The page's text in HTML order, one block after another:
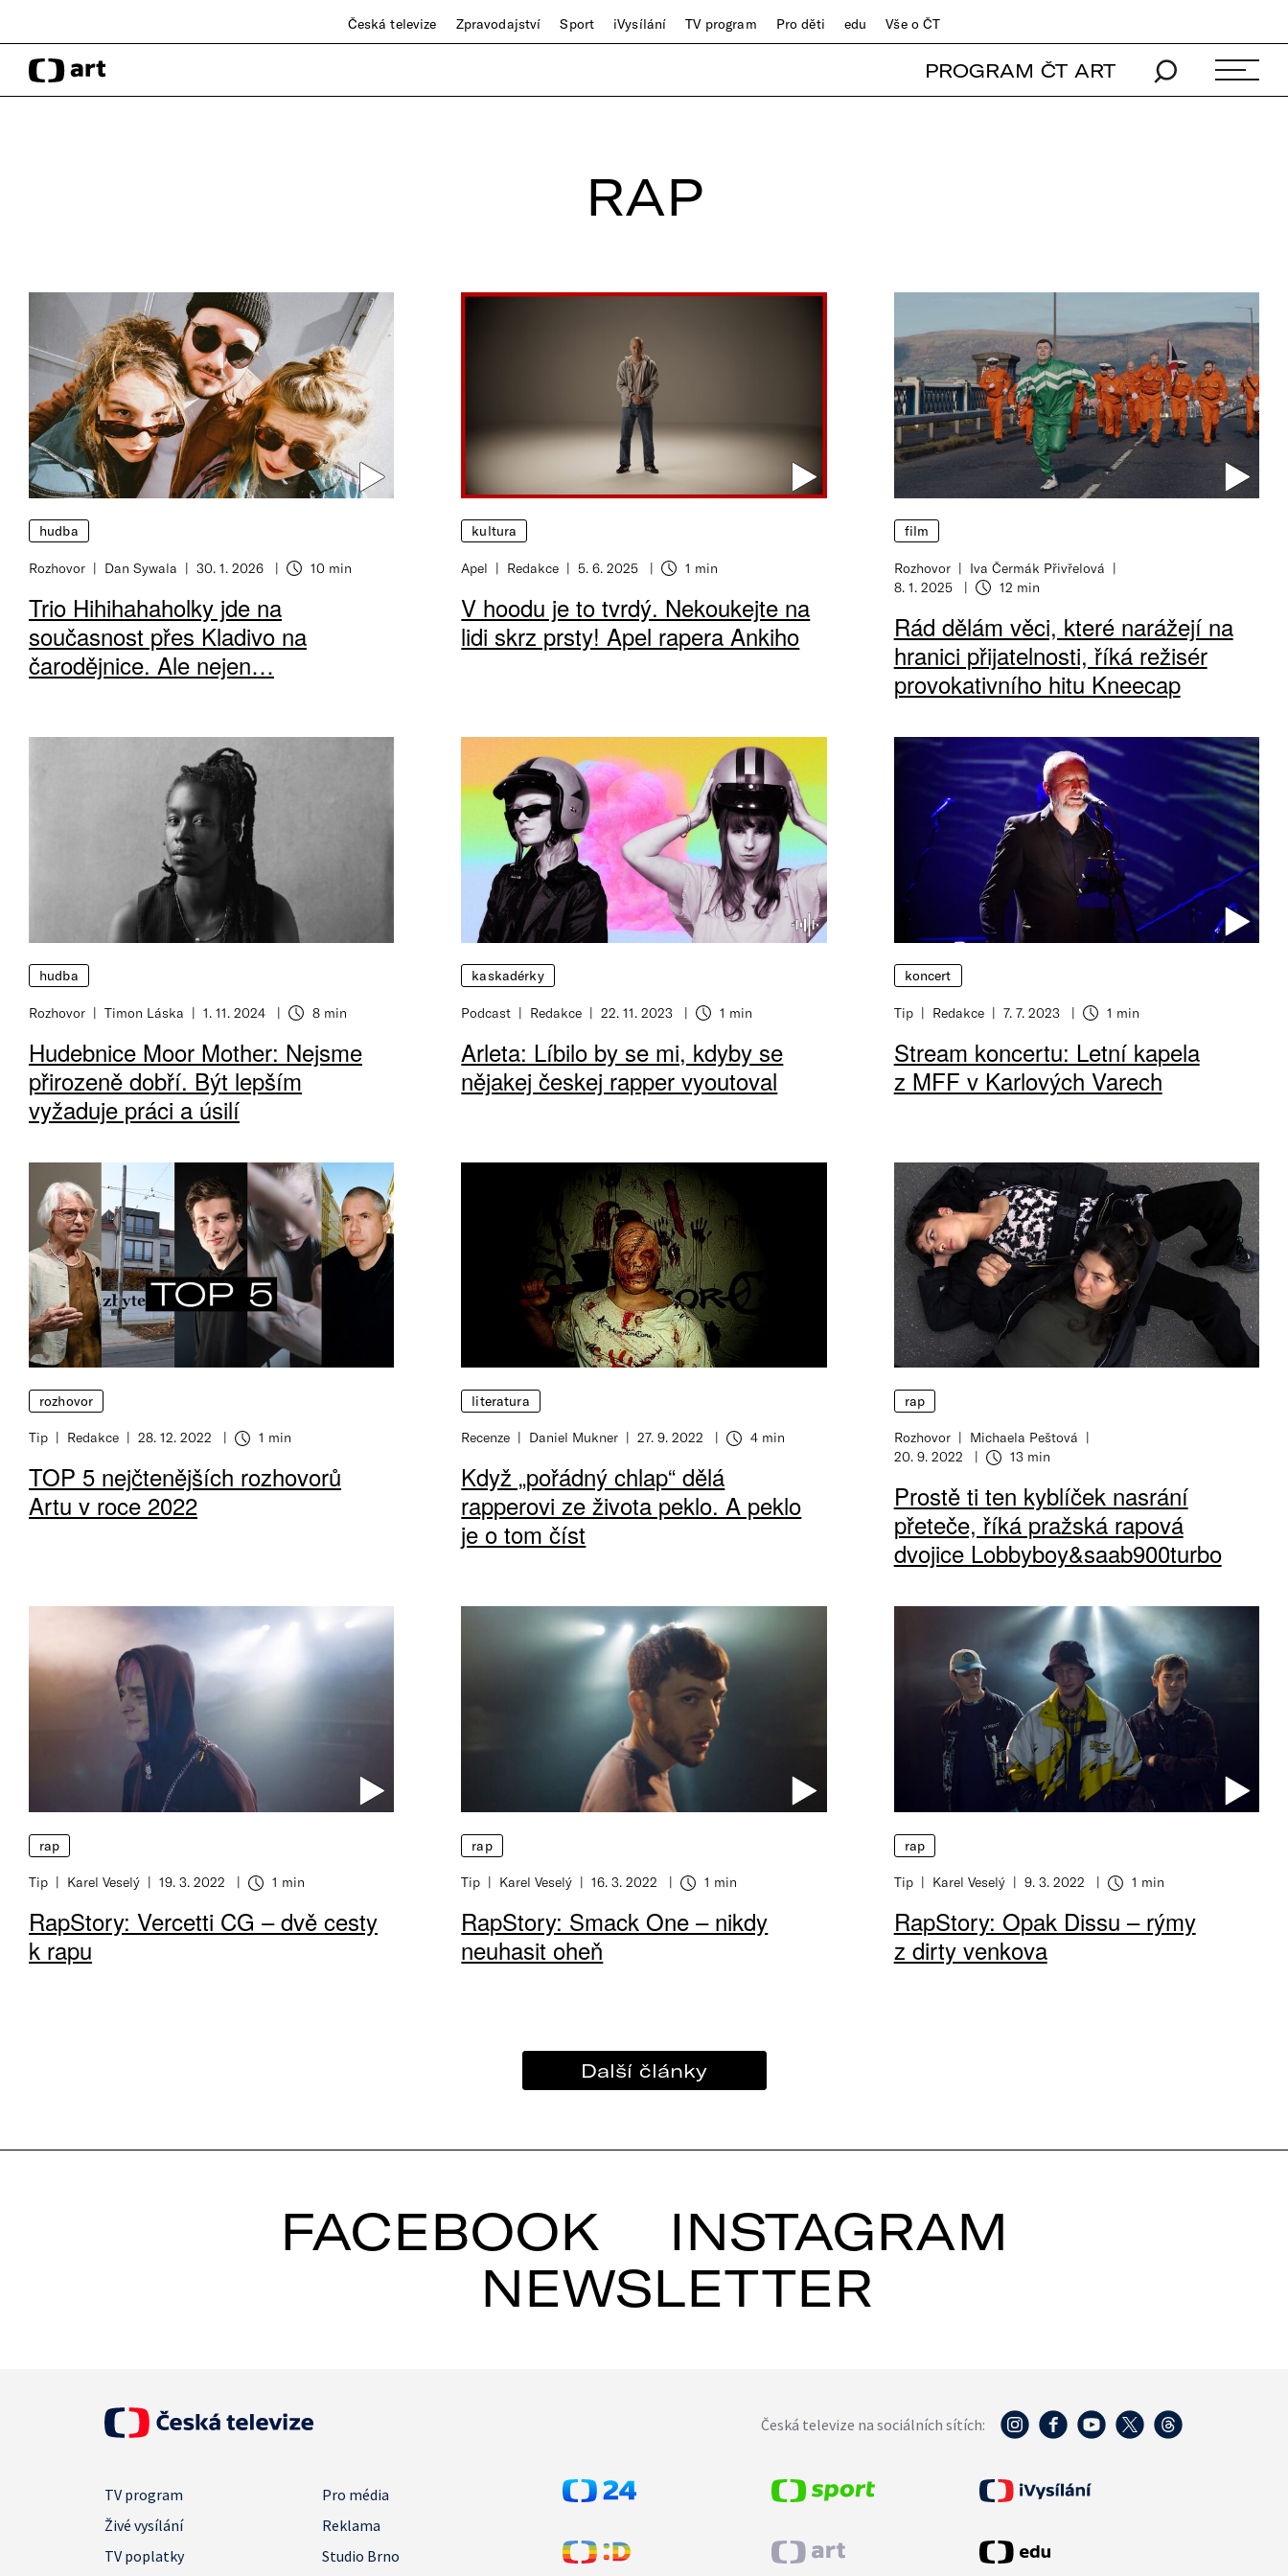
Česká televize Zpravodajství Sport iVysílání TV program Pro děti edu Vše o ČT
PROGRAM ČT ART
RAP
hudba
Rozhovor Dan Sywala 30. 1. 2026 10 min
Trio Hihihahaholky jde na
současnost přes Kladivo na
čarodějnice. Ale nejen…
kultura
Apel Redakce 5. 6. 2025 1 min
V hoodu je to tvrdý. Nekoukejte na
lidi skrz prsty! Apel rapera Ankiho
film
Rozhovor
Iva Čermák Přivřelová
8. 1. 2025
12 min
Rád dělám věci, které narážejí na
hranici přijatelnosti, říká režisér
provokativního hitu Kneecap
hudba
Rozhovor Timon Láska 1. 11. 2024 8 min
Hudebnice Moor Mother: Nejsme
přirozeně dobří. Být lepším
vyžaduje práci a úsilí
kaskadérky
Podcast Redakce 22. 11. 2023 1 min
Arleta: Líbilo by se mi, kdyby se
nějakej českej rapper vyoutoval
koncert
Tip Redakce 7. 7. 2023
Doba čtení 1 min
Stream koncertu: Letní kapela
z MFF v Karlových Varech
rozhovor
Tip Redakce 28. 12. 2022 1 min
TOP 5 nejčtenějších rozhovorů
Artu v roce 2022
literatura
Recenze Daniel Mukner 27. 9. 2022 4 min
Když „pořádný chlap“ dělá
rapperovi ze života peklo. A peklo
je o tom číst
rap
Rozhovor
Michaela Peštová
20. 9. 2022
13 min
Prostě ti ten kyblíček nasrání
přeteče, říká pražská rapová
dvojice Lobbyboy&saab900turbo
rap
Tip Karel Veselý 19. 3. 2022 1 min
RapStory: Vercetti CG – dvě cesty
k rapu
rap
Tip Karel Veselý 16. 3. 2022 1 min
RapStory: Smack One – nikdy
neuhasit oheň
rap
Tip Karel Veselý 9. 3. 2022
Doba čtení 1 min
RapStory: Opak Dissu – rýmy
z dirty venkova
Další články
FACEBOOK
INSTAGRAM
NEWSLETTER
Česká televize na sociálních sítích:
TV program
Pro média
Živé vysílání
Reklama
TV poplatky
Studio Brno